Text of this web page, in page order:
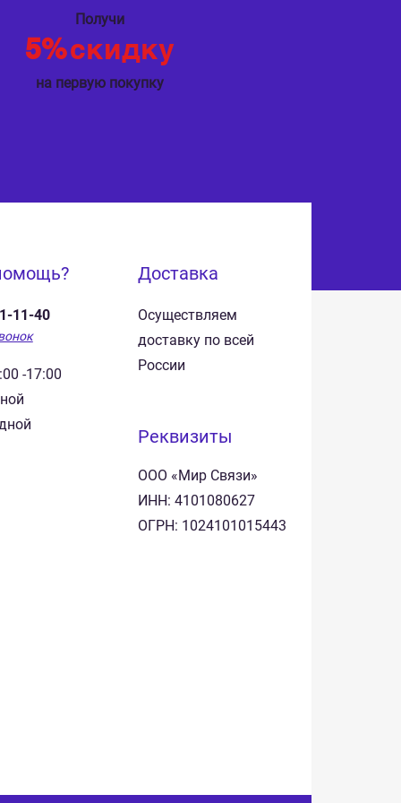
Получи
5%скидку
на первую покупку
11-40
-17:00
Доставка
Осуществляем
доставку по всей
России
Реквизиты
ООО «Мир Связи»
ИНН: 4101080627
ОГРН: 1024101015443